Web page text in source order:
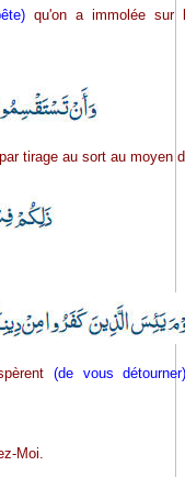
qu'on a immolée sur
tirage au sort au moyen
(de vous
Moi.